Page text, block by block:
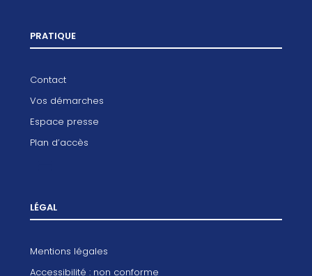
PRATIQUE
Contact
Vos démarches
Espace presse
Plan d’accès
LÉGAL
Mentions légales
Accessibilité : non conforme